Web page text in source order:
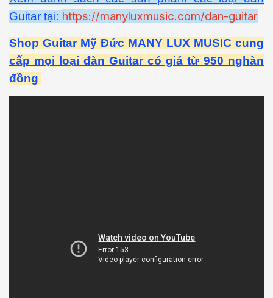
Guitar tại: https://manyluxmusic.com/dan-guitar
Shop Guitar Mỹ Đức MANY LUX MUSIC cung
cấp mọi loại đàn Guitar có giá từ 950 nghàn
đồng